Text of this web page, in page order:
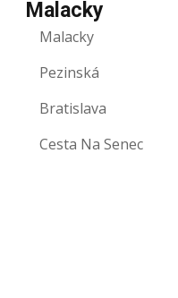
Malacky
Malacky
Pezinská
Bratislava
Cesta Na Senec